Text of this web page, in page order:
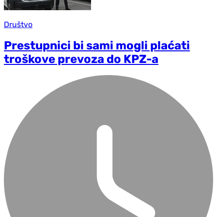
Društvo
Prestupnici bi sami mogli plaćati
troškove prevoza do KPZ-a